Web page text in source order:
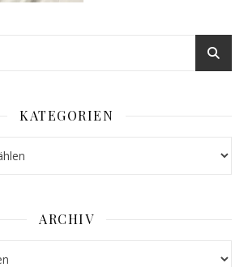
KATEGORIEN
ARCHIV